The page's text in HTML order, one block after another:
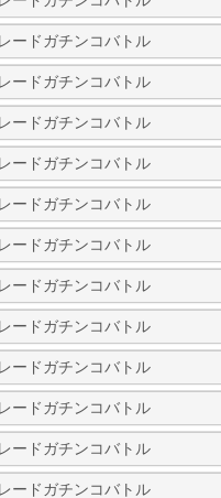
ードガチンコバトル
ードガチンコバトル
ードガチンコバトル
ードガチンコバトル
ードガチンコバトル
ードガチンコバトル
ードガチンコバトル
ードガチンコバトル
ードガチンコバトル
ードガチンコバトル
ードガチンコバトル
ードガチンコバトル